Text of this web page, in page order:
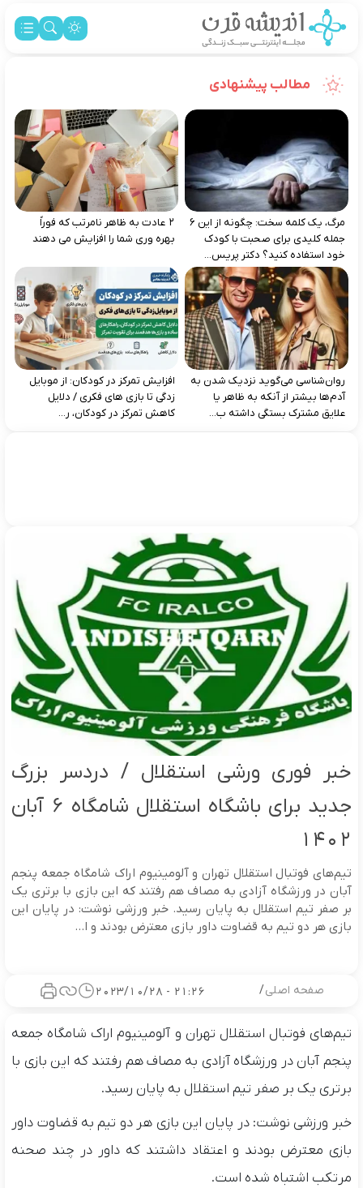
صفحه اصلی/
21:26 - 2023/10/28
خبر فوری ورشی استقلال / دردسر بزرگ
جدید برای باشگاه استقلال شامگاه 6 آبان
1402
تیم‌های فوتبال استقلال تهران و آلومینیوم اراک شامگاه جمعه پنجم
آبان در ورزشگاه آزادی به مصاف هم رفتند که این بازی با برتری یک
بر صفر تیم استقلال به پایان رسید. خبر ورزشی نوشت: در پایان این
بازی هر دو تیم به قضاوت داور بازی معترض بودند و ا...
مطالب پیشنهادی
مرگ، یک کلمه سخت: چگونه از این ۶
جمله کلیدی برای صحبت با کودک
خود استفاده کنید؟ دکتر پریس...
۲ عادت به‌ ظاهر نامرتب که فوراً
بهره‌ وری شما را افزایش می‌ دهند
روان‌شناسی می‌گوید نزدیک شدن به
آدم‌ها بیشتر از آنکه به ظاهر یا
علایق مشترک بستگی داشته ب...
افزایش تمرکز در کودکان: از موبایل‌
زدگی تا بازی‌ های فکری / دلایل
کاهش تمرکز در کودکان، ر...
تیم‌های فوتبال استقلال تهران و آلومینیوم اراک شامگاه جمعه
پنجم آبان در ورزشگاه آزادی به مصاف هم رفتند که این بازی با
برتری یک بر صفر تیم استقلال به پایان رسید.
خبر ورزشی نوشت: در پایان این بازی هر دو تیم به قضاوت داور
بازی معترض بودند و اعتقاد داشتند که داور در چند صحنه
مرتکب اشتباه شده است.